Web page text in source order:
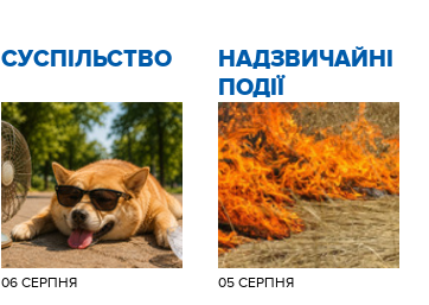
CУСПІЛЬСТВО
06 СЕРПНЯ
НАДЗВИЧАЙНІ
ПОДІЇ
05 СЕРПНЯ